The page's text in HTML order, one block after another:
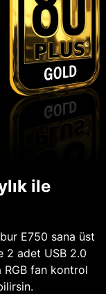
ile
E750 sana üst
2 adet USB 2.0
RGB fan kontrol